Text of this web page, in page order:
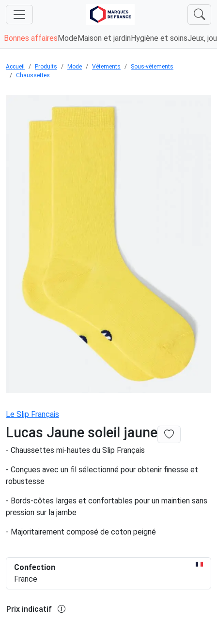
Bonnes affaires Mode Maison et jardin Hygiène et soinsJeux,
Accueil Produits Mode Vêtements
Sous-vêtements
Chaussettes
Le Slip Français
Lucas Jaune soleil jaune
- Chaussettes mi-hautes du Slip Français
- Conçues avec un fil sélectionné pour obtenir finesse et
robustesse
- Bords-côtes larges et confortables pour un maintien sans
pression sur la jambe
- Majoritairement composé de coton peigné
Confection
France
Prix indicatif